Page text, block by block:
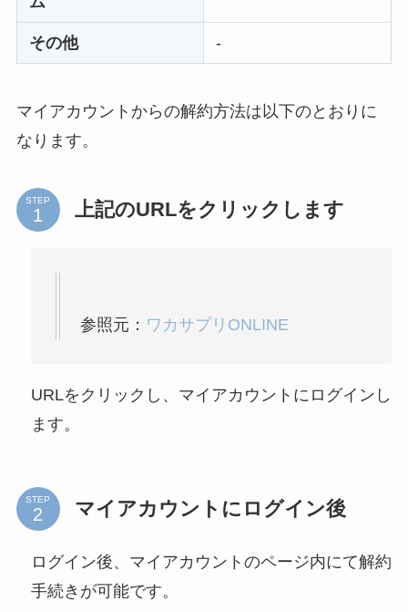
ニーを電話から解約
する方法を完全攻略
その他 -
マイアカウントからの解約方法は以下のとおりに
なります。
STEP 上記のURLをクリックします
参照元： ワカサプリONLINE
URLをクリックし、マイアカウントにログインし
ます。
STEP マイアカウントにログイン後
ログイン後、マイアカウントのページ内にて解約
手続きが可能です。